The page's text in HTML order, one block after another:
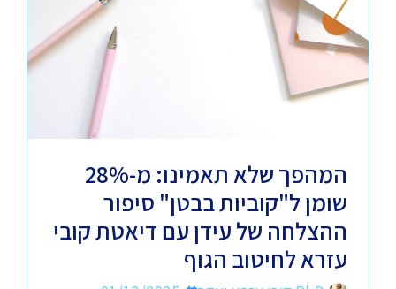
המהפך שלא תאמינו: מ-28%
שומן ל"קוביות בבטן" סיפור
ההצלחה של עידן עם דיאטת קובי
עזרא לחיטוב הגוף